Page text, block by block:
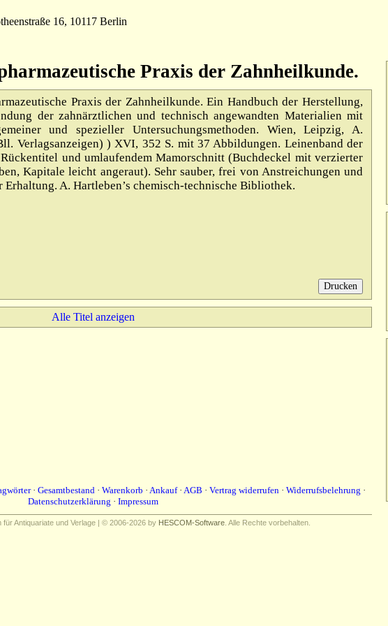
16, 10117 Berlin
Praxis der Zahnheilkunde.
Praxis der Zahnheilkunde. Ein Handbuch der Herstellung,
der zahnärztlichen und technisch angewandten Materialien mit
und spezieller Untersuchungsmethoden. Wien, Leipzig, A.
Verlagsanzeigen) ) XVI, 352 S. mit 37 Abbildungen. Leinenband der
und umlaufendem Mamorschnitt (Buchdeckel mit verzierter
Kapitale leicht angeraut). Sehr sauber, frei von Anstreichungen und
Erhaltung. A. Hartleben’s chemisch-technische Bibliothek.
Alle Titel anzeigen
· Gesamtbestand · Warenkorb · Ankauf· AGB · Vertrag widerrufen · Widerrufsbelehrung ·
Datenschutzerklärung · Impressum
Antiquariate und Verlage | © 2006-2026 by HESCOM-Software . Alle Rechte vorbehalten.